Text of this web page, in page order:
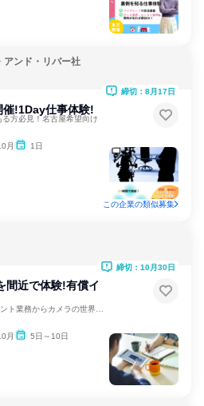
アンド・リバー社
催!1Day仕事体験!
る方必見！名古屋希望向け
月 1日
締切：8月17日
この企業の類似募集
間近で体験!有償イ
月 5日～10日
締切：10月30日